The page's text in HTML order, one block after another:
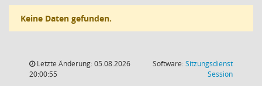
Keine Daten gefunden.
Letzte Änderung: 05.08.2026
20:00:55
Software:Sitzungsdienst
Session(Wird in